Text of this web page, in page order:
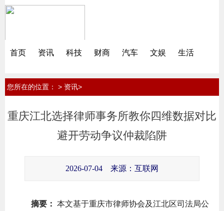
首页 资讯 科技 财商 汽车 文娱 生活
您所在的位置： > 资讯>
重庆江北选择律师事务所教你四维数据对比
避开劳动争议仲裁陷阱
2026-07-04 来源：互联网
摘要： 本文基于重庆市律师协会及江北区司法局公